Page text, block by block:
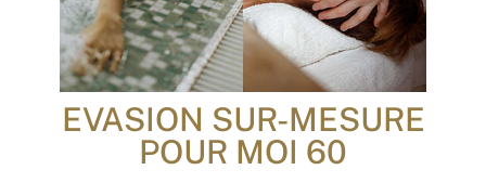
EVASION SUR-MESURE
POUR MOI 60